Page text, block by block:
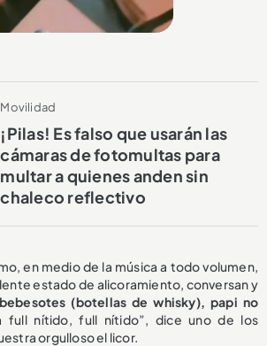
Movilidad
¡Pilas! Es falso que usarán las
cámaras de fotomultas para
multar a quienes anden sin
chaleco reflectivo
en medio de la música a todo volumen,
estado de alicoramiento, conversan y
(botellas de whisky), papi no
full nítido, full nítido”, dice uno de los
orgulloso el licor.